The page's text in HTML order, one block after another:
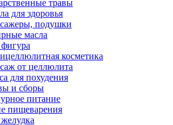
травы
для здоровья
подушки
масла
косметика
от целлюлита
для похудения
и сборы
питание
пищеварения